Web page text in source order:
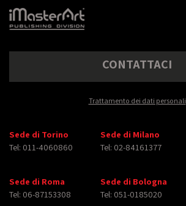
CONTATTACI
Trattamento dei dati personali
Sede di Torino
Tel: 011-4060860
Sede di Milano
Tel: 02-84161377
Sede di Roma
Tel: 06-87153308
Sede di Bologna
Tel: 051-0185020